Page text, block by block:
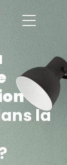
la